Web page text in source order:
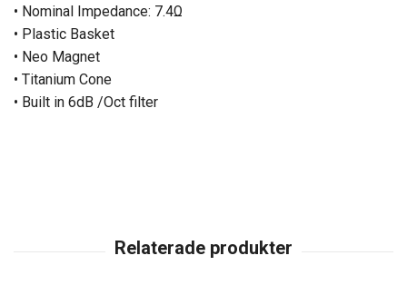
• Nominal Impedance: 7.4Ω
• Plastic Basket
• Neo Magnet
• Titanium Cone
• Built in 6dB /Oct filter